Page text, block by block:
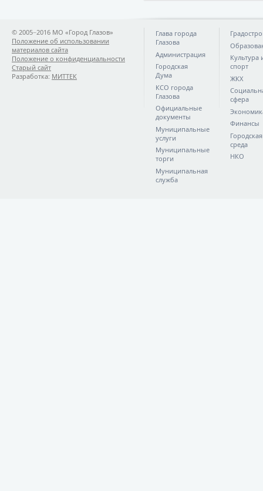
© 2005−2016 МО «Город Глазов»
Положение об использовании
материалов сайта
Положение о конфиденциальности
Старый сайт
Разработка: МИТТЕК
Глава города
Глазова
Администрация
Городская
Дума
КСО города
Глазова
Официальные
документы
Муниципальные
услуги
Муниципальные
торги
Муниципальная
служба
Культура
спорт
ЖКХ
сфера
Финансы
Городская
среда
НКО